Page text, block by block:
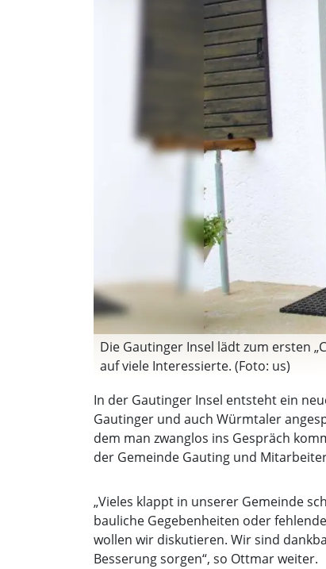
Die Gautinger Insel lädt zum ersten
auf viele Interessierte. (Foto: us)
In der Gautinger Insel entsteht ein
Gautinger und auch Würmtaler
dem man zwanglos ins Gespräch
der Gemeinde Gauting und
„Vieles klappt in unserer Gemeinde
bauliche Gegebenheiten oder
wollen wir diskutieren. Wir sind
Besserung sorgen“, so Ottmar weiter.